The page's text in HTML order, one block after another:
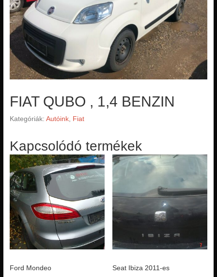
FIAT QUBO , 1,4 BENZIN
Kategóriák: Autóink, Fiat
Kapcsolódó termékek
Ford Mondeo Seat Ibiza 2011-es